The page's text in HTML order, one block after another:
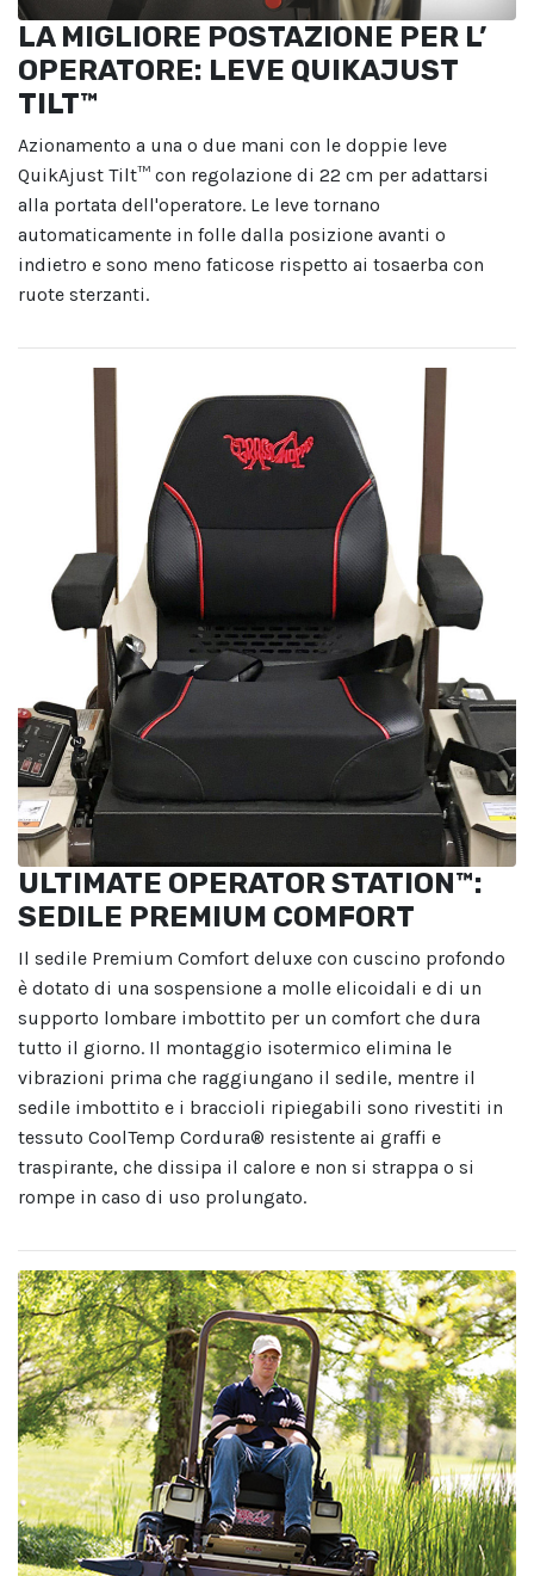
LA MIGLIORE POSTAZIONE PER L’
OPERATORE: LEVE QUIKAJUST
TILT™
Azionamento a una o due mani con le doppie leve
QuikAjust Tilt™ con regolazione di 22 cm per adattarsi
alla portata dell'operatore. Le leve tornano
automaticamente in folle dalla posizione avanti o
indietro e sono meno faticose rispetto ai tosaerba con
ruote sterzanti.
ULTIMATE OPERATOR STATION™:
SEDILE PREMIUM COMFORT
Il sedile Premium Comfort deluxe con cuscino profondo
è dotato di una sospensione a molle elicoidali e di un
supporto lombare imbottito per un comfort che dura
tutto il giorno. Il montaggio isotermico elimina le
vibrazioni prima che raggiungano il sedile, mentre il
sedile imbottito e i braccioli ripiegabili sono rivestiti in
tessuto CoolTemp Cordura® resistente ai graffi e
traspirante, che dissipa il calore e non si strappa o si
rompe in caso di uso prolungato.